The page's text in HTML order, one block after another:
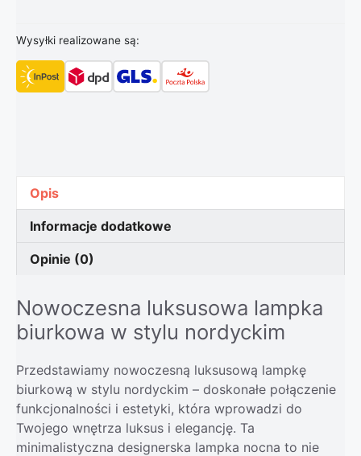
Wysyłki realizowane są:
Opis
Informacje dodatkowe
Opinie (0)
Nowoczesna luksusowa lampka
biurkowa w stylu nordyckim
Przedstawiamy nowoczesną luksusową lampkę
biurkową w stylu nordyckim – doskonałe połączenie
funkcjonalności i estetyki, która wprowadzi do
Twojego wnętrza luksus i elegancję. Ta
minimalistyczna designerska lampka nocna to nie